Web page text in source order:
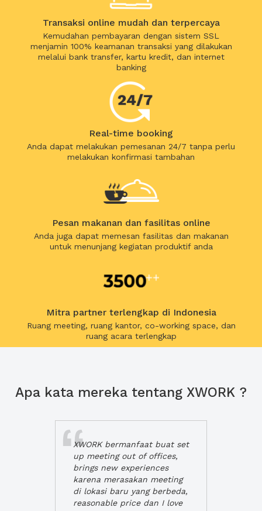
Transaksi online mudah dan terpercaya
Kemudahan pembayaran dengan sistem SSL
menjamin 100% keamanan transaksi yang dilakukan
melalui bank transfer, kartu kredit, dan internet
banking
Real-time booking
Anda dapat melakukan pemesanan 24/7 tanpa perlu
melakukan konfirmasi tambahan
Pesan makanan dan fasilitas online
Anda juga dapat memesan fasilitas dan makanan
untuk menunjang kegiatan produktif anda
Mitra partner terlengkap di Indonesia
Ruang meeting, ruang kantor, co-working space, dan
ruang acara terlengkap
Apa kata mereka tentang XWORK ?
XWORK bermanfaat buat set
up meeting out of offices,
brings new experiences
karena merasakan meeting
di lokasi baru yang berbeda,
reasonable price dan I love